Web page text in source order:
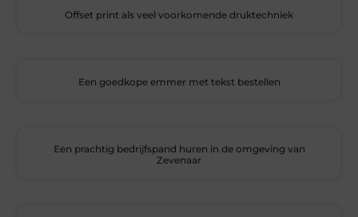
Offset print als veel voorkomende druktechniek
Een goedkope emmer met tekst bestellen
Een prachtig bedrijfspand huren in de omgeving van
Zevenaar